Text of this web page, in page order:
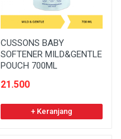
CUSSONS BABY
SOFTENER MILD&GENTLE
POUCH 700ML
21.500
+ Keranjang